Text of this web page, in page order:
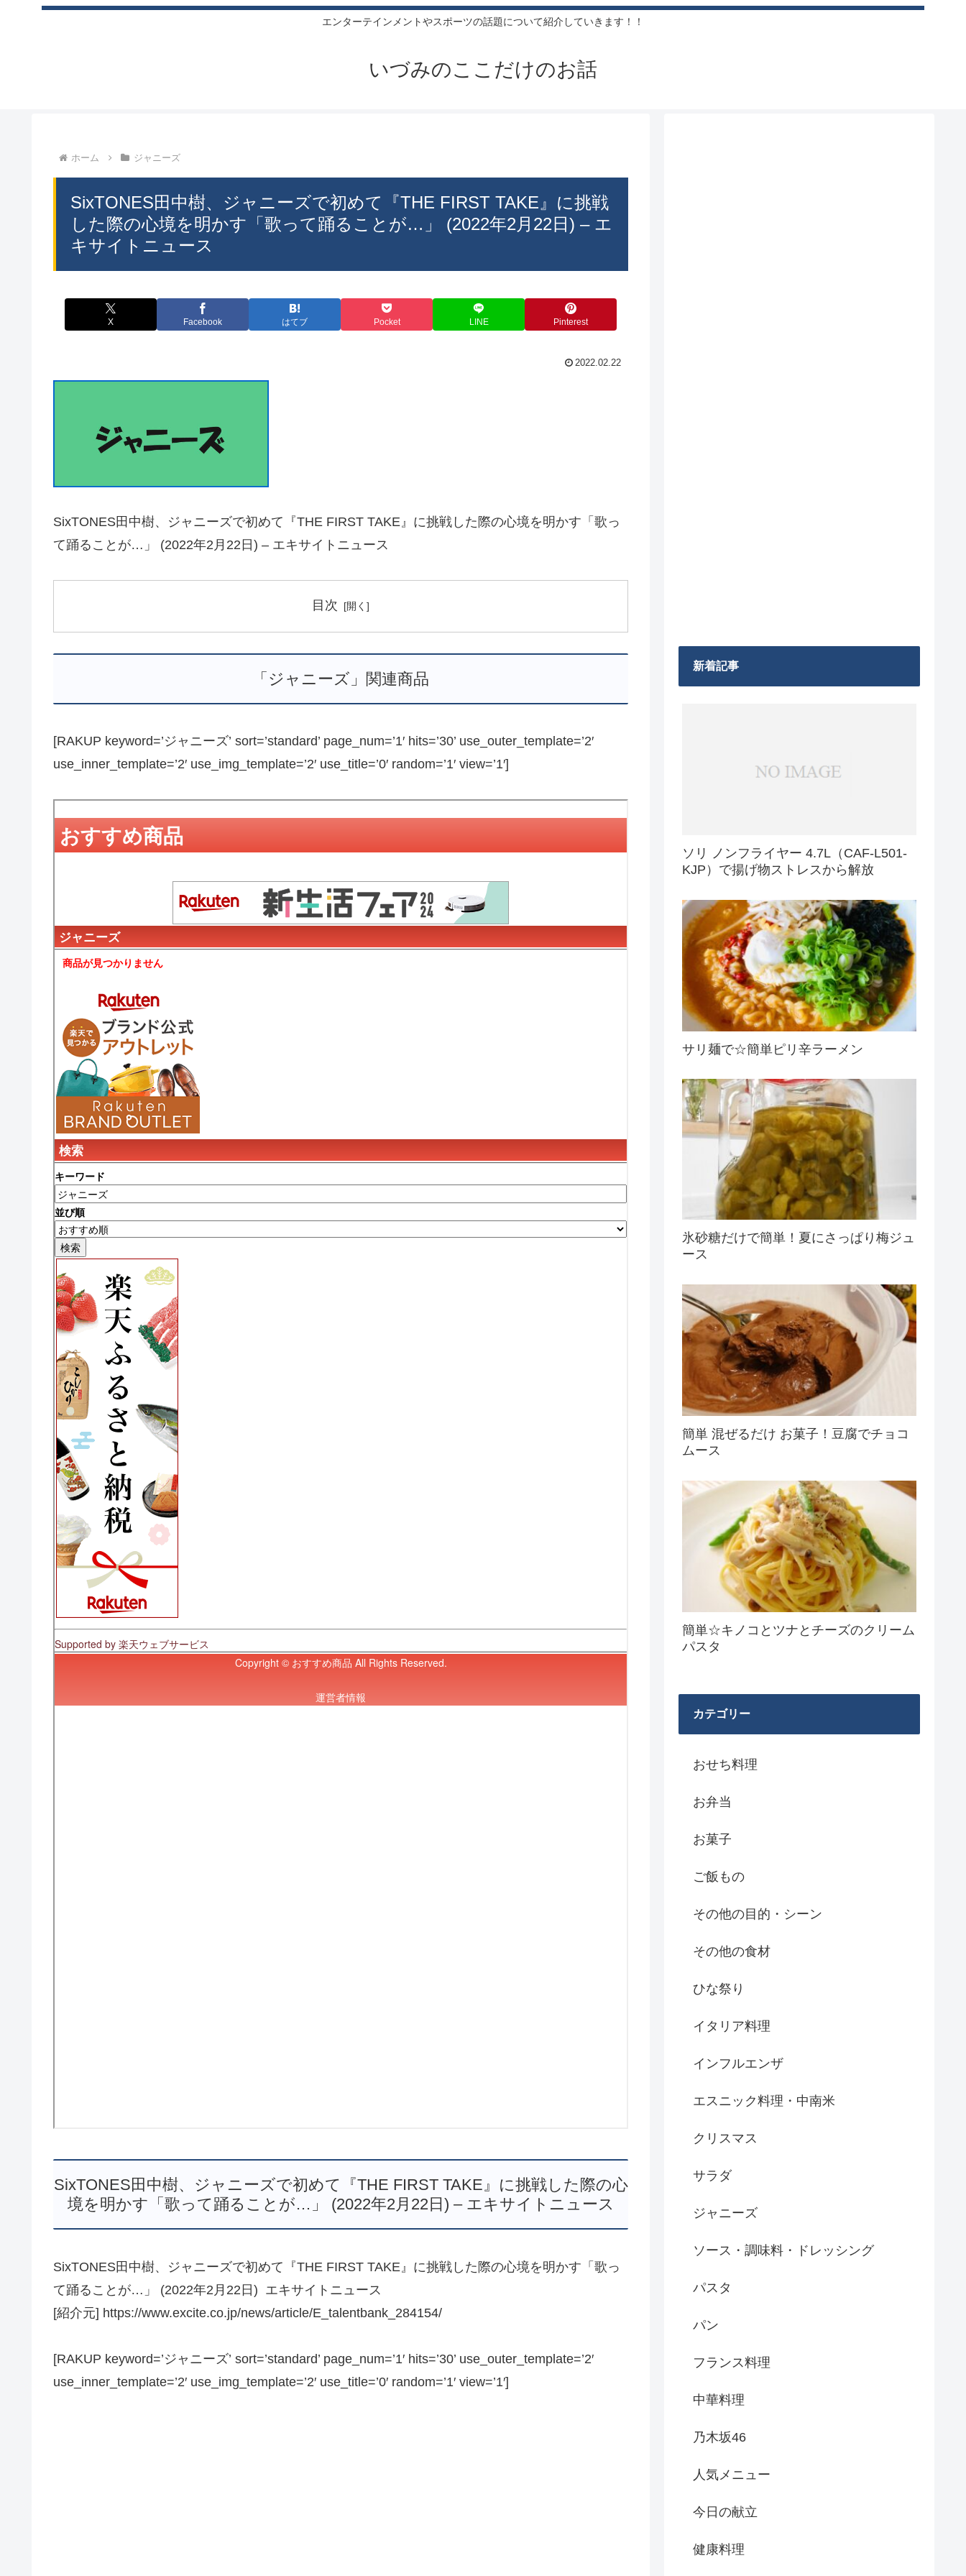
エンターテインメントやスポーツの話題について紹介していきます！！
いづみのここだけのお話
ホーム ジャニーズ
SixTONES田中樹、ジャニーズで初めて『THE FIRST TAKE』に挑戦
した際の心境を明かす「歌って踊ることが…」 (2022年2月22日) – エ
キサイトニュース
X Facebook はてブ Pocket LINE Pinterest
2022.02.22
SixTONES田中樹、ジャニーズで初めて『THE FIRST TAKE』に挑戦した際の心境を明かす「歌っ
て踊ることが…」 (2022年2月22日) – エキサイトニュース
目次
「ジャニーズ」関連商品
[RAKUP keyword=’ジャニーズ’ sort=’standard’ page_num=’1′ hits=’30’ use_outer_template=’2′
use_inner_template=’2′ use_img_template=’2′ use_title=’0′ random=’1′ view=’1′]
SixTONES田中樹、ジャニーズで初めて『THE FIRST TAKE』に挑戦した際の心
境を明かす「歌って踊ることが…」 (2022年2月22日) – エキサイトニュース
SixTONES田中樹、ジャニーズで初めて『THE FIRST TAKE』に挑戦した際の心境を明かす「歌っ
て踊ることが…」 (2022年2月22日) エキサイトニュース
[紹介元] https://www.excite.co.jp/news/article/E_talentbank_284154/
[RAKUP keyword=’ジャニーズ’ sort=’standard’ page_num=’1′ hits=’30’ use_outer_template=’2′
use_inner_template=’2′ use_img_template=’2′ use_title=’0′ random=’1′ view=’1′]
新着記事
ソリ ノンフライヤー 4.7L（CAF-L501-
KJP）で揚げ物ストレスから解放
サリ麺で☆簡単ピリ辛ラーメン
氷砂糖だけで簡単！夏にさっぱり梅ジュ
ース
簡単 混ぜるだけ お菓子！豆腐でチョコ
ムース
簡単☆キノコとツナとチーズのクリーム
パスタ
カテゴリー
おせち料理
お弁当
お菓子
ご飯もの
その他の目的・シーン
その他の食材
ひな祭り
イタリア料理
インフルエンザ
エスニック料理・中南米
クリスマス
サラダ
ジャニーズ
ソース・調味料・ドレッシング
パスタ
パン
フランス料理
中華料理
乃木坂46
人気メニュー
今日の献立
健康料理